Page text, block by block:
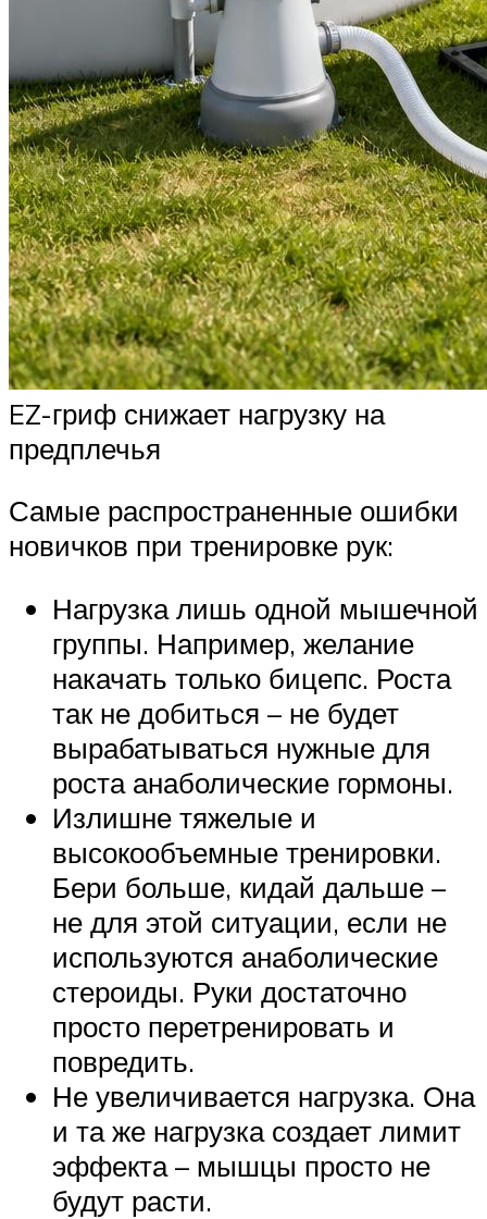
EZ-гриф снижает нагрузку на
предплечья
Самые распространенные ошибки
новичков при тренировке рук:
Нагрузка лишь одной мышечной
группы. Например, желание
накачать только бицепс. Роста
так не добиться – не будет
вырабатываться нужные для
роста анаболические гормоны.
Излишне тяжелые и
высокообъемные тренировки.
Бери больше, кидай дальше –
не для этой ситуации, если не
используются анаболические
стероиды. Руки достаточно
просто перетренировать и
повредить.
Не увеличивается нагрузка. Она
и та же нагрузка создает лимит
эффекта – мышцы просто не
будут расти.